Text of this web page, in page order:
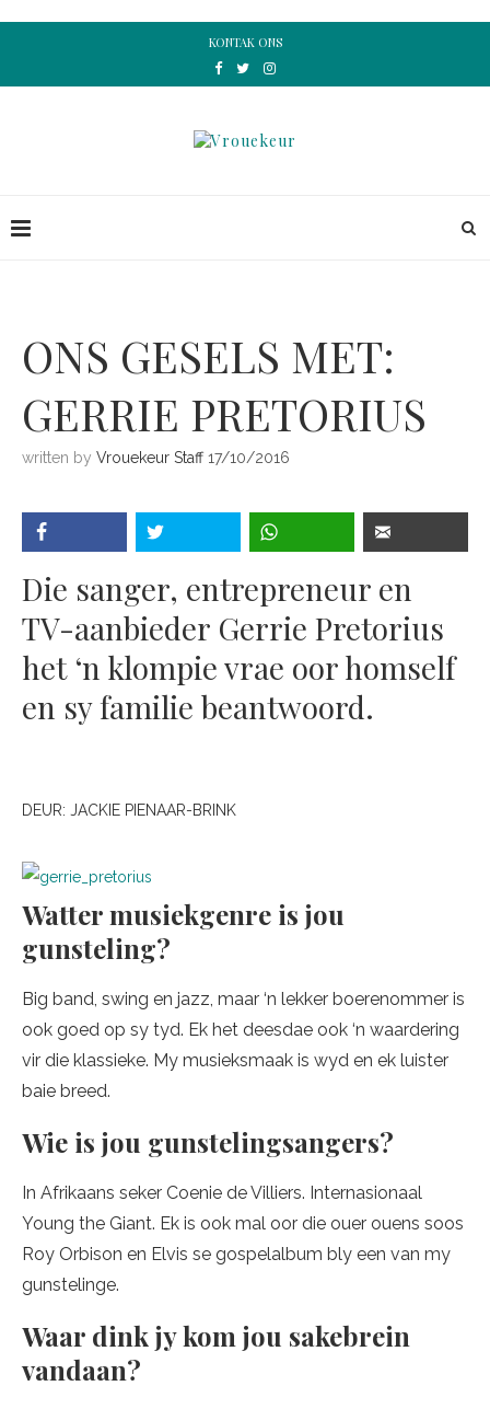
KONTAK ONS
ONS GESELS MET:
GERRIE PRETORIUS
written by Vrouekeur Staff 17/10/2016
Die sanger, entrepreneur en
TV-aanbieder Gerrie Pretorius
het ‘n klompie vrae oor homself
en sy familie beantwoord.
DEUR: JACKIE PIENAAR-BRINK
Watter musiekgenre is jou
gunsteling?
Big band, swing en jazz, maar ‘n lekker boerenommer is
ook goed op sy tyd. Ek het deesdae ook ‘n waardering
vir die klassieke. My musieksmaak is wyd en ek luister
baie breed.
Wie is jou gunstelingsangers?
In Afrikaans seker Coenie de Villiers. Internasionaal
Young the Giant. Ek is ook mal oor die ouer ouens soos
Roy Orbison en Elvis se gospelalbum bly een van my
gunstelinge.
Waar dink jy kom jou sakebrein
vandaan?